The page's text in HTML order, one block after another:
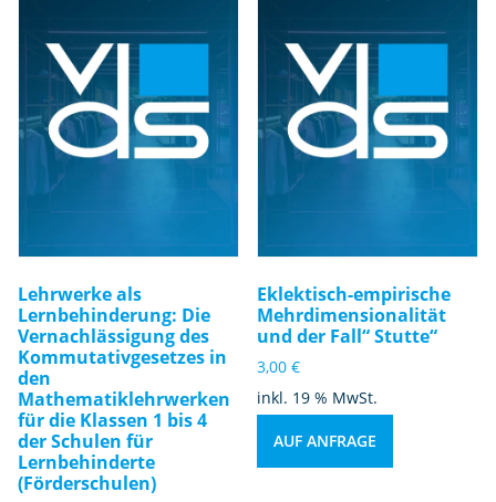
Lehrwerke als
Lernbehinderung: Die
Vernachlässigung des
Kommutativgesetzes in
den
Mathematiklehrwerken
für die Klassen 1 bis 4
der Schulen für
Lernbehinderte
(Förderschulen)
Eklektisch-empirische
Mehrdimensionalität
und der Fall“ Stutte“
3,00€
inkl. 19 % MwSt.
AUF ANFRAGE